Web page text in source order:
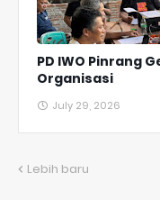
PD IWO Pinrang
Organisasi
July 29, 2026
Lebih baru